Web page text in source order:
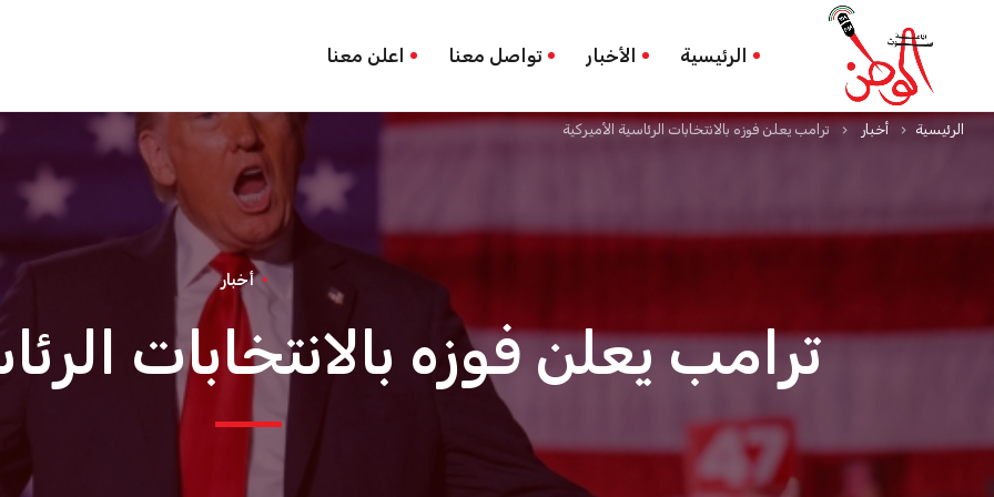
الرئيسية الأخبار تواصل معنا اعلن معنا
الرئيسية keyboard_arrow_right أخبار keyboard_arrow_right ترامب يعلن فوزه بالانتخابات الرئاسية الأميركية
أخبار
ترامب يعلن فوزه بالانتخابات